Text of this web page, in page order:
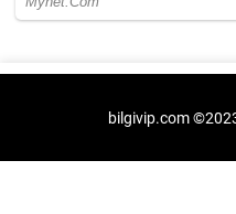
bilgivip.com